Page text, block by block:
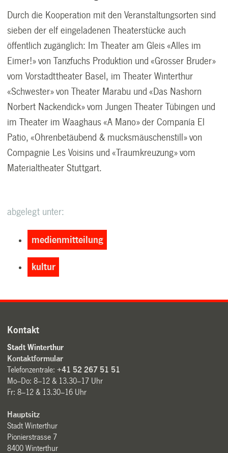
Durch die Kooperation mit den Veranstaltungsorten sind
sieben der elf eingeladenen Theaterstücke auch
öffentlich zugänglich: Im Theater am Gleis «Alles im
Eimer!» von Tanzfuchs Produktion und «Grosser Bruder»
vom Vorstadttheater Basel, im Theater Winterthur
«Schwester» von Theater Marabu und «Das Nashorn
Norbert Nackendick» vom Jungen Theater Tübingen und
im Theater im Waaghaus «A Mano» der Companía El
Patio, «Ohrenbetäubend & mucksmäuschenstill» von
Compagnie Les Voisins und «Traumkreuzung» vom
Materialtheater Stuttgart.
abgelegt unter:
medienmitteilung
kultur
Kontakt
Stadt Winterthur
Kontaktformular
Telefonzentrale:+41 52 267 51 51
Mo–Do: 8–12 & 13.30–17 Uhr
Fr: 8–12 & 13.30–16 Uhr
Hauptsitz
Stadt Winterthur
Pionierstrasse 7
8400 Winterthur